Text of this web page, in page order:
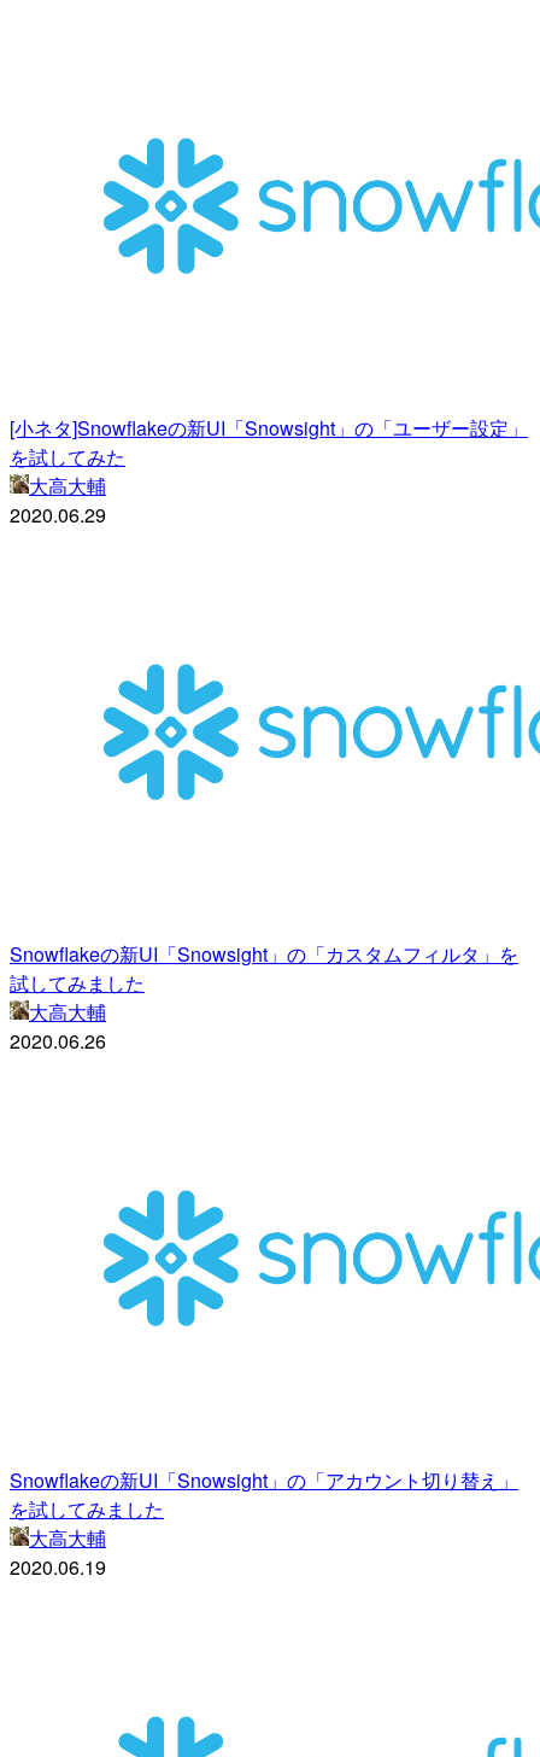
[小ネタ]Snowflakeの新UI「Snowsight」の「ユーザー設定」
を試してみた
大高大輔
2020.06.29
Snowflakeの新UI「Snowsight」の「カスタムフィルタ」を
試してみました
大高大輔
2020.06.26
Snowflakeの新UI「Snowsight」の「アカウント切り替え」
を試してみました
大高大輔
2020.06.19